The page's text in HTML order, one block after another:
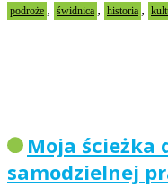
podroże , świdnica , historia ,
Moja ścieżka
samodzielnej